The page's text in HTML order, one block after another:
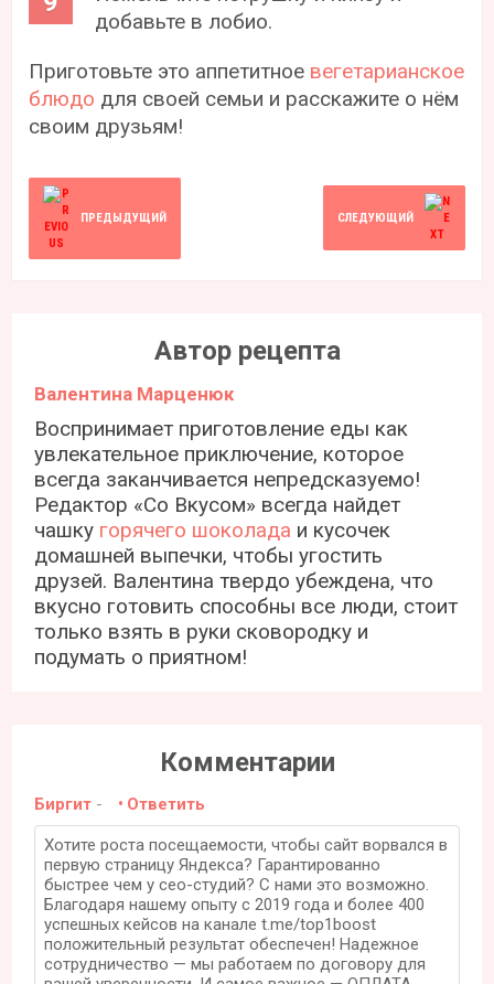
добавьте в лобио.
Приготовьте это аппетитное вегетарианское
блюдо для своей семьи и расскажите о нём
своим друзьям!
ПРЕДЫДУЩИЙ СЛЕДУЮЩИЙ
Автор рецепта
Валентина Марценюк
Воспринимает приготовление еды как
увлекательное приключение, которое
всегда заканчивается непредсказуемо!
Редактор «Со Вкусом» всегда найдет
чашку горячего шоколада и кусочек
домашней выпечки, чтобы угостить
друзей. Валентина твердо убеждена, что
вкусно готовить способны все люди, стоит
только взять в руки сковородку и
подумать о приятном!
Комментарии
Биргит - Ответить
Хотите роста посещаемости, чтобы сайт ворвался в
первую страницу Яндекса? Гарантированно
быстрее чем у сео-студий? С нами это возможно.
Благодаря нашему опыту с 2019 года и более 400
успешных кейсов на канале t.me/top1boost
положительный результат обеспечен! Надежное
сотрудничество — мы работаем по договору для